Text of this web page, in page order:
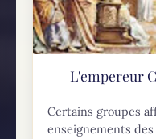
L'empereur
Certains groupes
enseignements